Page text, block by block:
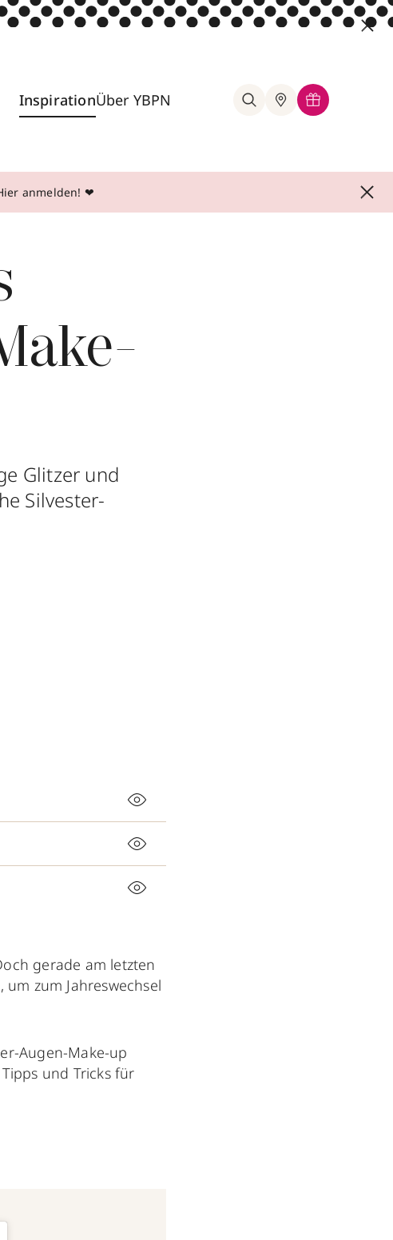
InspirationÜber YBPN
anmelden! ❤
Glitzer und
Silvester-
gerade am letzten
zum Jahreswechsel
Augen-Make-up
und Tricks für